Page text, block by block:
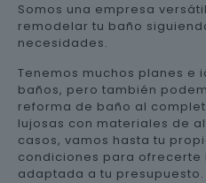
Somos una empresa
remodelar tu baño
necesidades.
Tenemos muchos planes e
baños, pero también
reforma de baño al
lujosas con materiales de
casos, vamos hasta tu
condiciones para ofrecerte
adaptada a tu presupuesto.